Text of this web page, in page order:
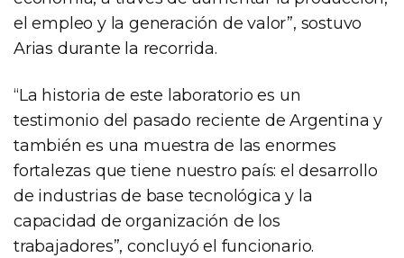
el empleo y la generación de valor”, sostuvo
Arias durante la recorrida.
“La historia de este laboratorio es un
testimonio del pasado reciente de Argentina y
también es una muestra de las enormes
fortalezas que tiene nuestro país: el desarrollo
de industrias de base tecnológica y la
capacidad de organización de los
trabajadores”, concluyó el funcionario.